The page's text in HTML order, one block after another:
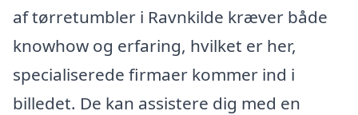
af tørretumbler i Ravnkilde kræver både
knowhow og erfaring, hvilket er her,
specialiserede firmaer kommer ind i
billedet. De kan assistere dig med en